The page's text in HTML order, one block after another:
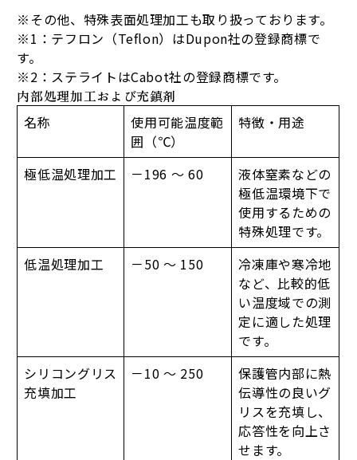
※その他、特殊表面処理加工も取り扱っております。
※1：テフロン（Teflon）はDupon社の登録商標で
す。
※2：ステライトはCabot社の登録商標です。
内部処理加工および充鎮剤
名称
使用可能温度範
囲（℃）
特徴・用途
極低温処理加工 －196 ～ 60
液体窒素などの
極低温環境下で
使用するための
特殊処理です。
低温処理加工
－50 ～ 150
冷凍庫や寒冷地
など、比較的低
い温度域での測
定に適した処理
です。
シリコングリス
充填加工
－10 ～ 250
保護管内部に熱
伝導性の良いグ
リスを充填し、
応答性を向上さ
せます。